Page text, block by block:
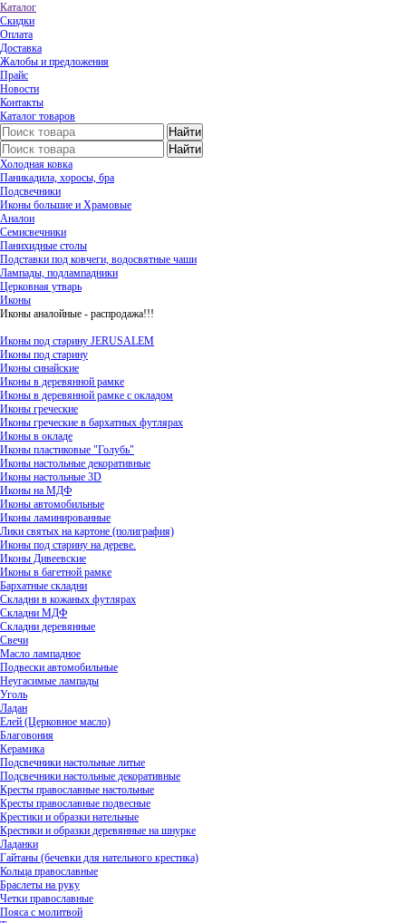
Каталог
Скидки
Оплата
Доставка
Жалобы и предложения
Прайс
Новости
Контакты
Каталог товаров
Холодная ковка
Паникадила, хоросы, бра
Подсвечники
Иконы большие и Храмовые
Аналои
Семисвечники
Панихидные столы
Подставки под ковчеги, водосвятные чаши
Лампады, подлампадники
Церковная утварь
Иконы
Иконы аналойные - распродажа!!!
Иконы под старину JERUSALEM
Иконы под старину
Иконы синайские
Иконы в деревянной рамке
Иконы в деревянной рамке с окладом
Иконы греческие
Иконы греческие в бархатных футлярах
Иконы в окладе
Иконы пластиковые "Голубь"
Иконы настольные декоративные
Иконы настольные 3D
Иконы на МДФ
Иконы автомобильные
Иконы ламинированные
Лики святых на картоне (полиграфия)
Иконы под старину на дереве.
Иконы Дивеевские
Иконы в багетной рамке
Бархатные складни
Складни в кожаных футлярах
Складни МДФ
Складни деревянные
Свечи
Масло лампадное
Подвески автомобильные
Неугасимые лампады
Уголь
Ладан
Елей (Церковное масло)
Благовония
Керамика
Подсвечники настольные литые
Подсвечники настольные декоративные
Кресты православные настольные
Кресты православные подвесные
Крестики и образки нательные
Крестики и образки деревянные на шнурке
Ладанки
Гайтаны (бечевки для нательного крестика)
Кольца православные
Браслеты на руку
Четки православные
Пояса с молитвой